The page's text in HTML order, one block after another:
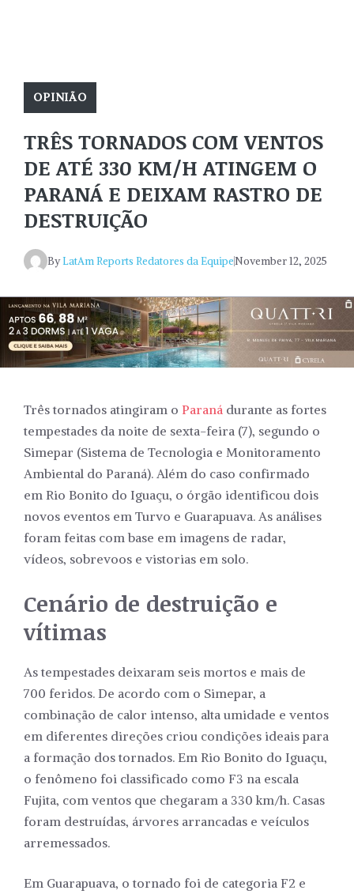
OPINIÃO
TRÊS TORNADOS COM VENTOS
DE ATÉ 330 KM/H ATINGEM O
PARANÁ E DEIXAM RASTRO DE
DESTRUIÇÃO
ByLatAm Reports Redatores da EquipeNovember 12, 2025
Três tornados atingiram o Paraná durante as fortes
tempestades da noite de sexta-feira (7), segundo o
Simepar (Sistema de Tecnologia e Monitoramento
Ambiental do Paraná). Além do caso confirmado
em Rio Bonito do Iguaçu, o órgão identificou dois
novos eventos em Turvo e Guarapuava. As análises
foram feitas com base em imagens de radar,
vídeos, sobrevoos e vistorias em solo.
Cenário de destruição e
vítimas
As tempestades deixaram seis mortos e mais de
700 feridos. De acordo com o Simepar, a
combinação de calor intenso, alta umidade e ventos
em diferentes direções criou condições ideais para
a formação dos tornados. Em Rio Bonito do Iguaçu,
o fenômeno foi classificado como F3 na escala
Fujita, com ventos que chegaram a 330 km/h. Casas
foram destruídas, árvores arrancadas e veículos
arremessados.
Em Guarapuava, o tornado foi de categoria F2 e